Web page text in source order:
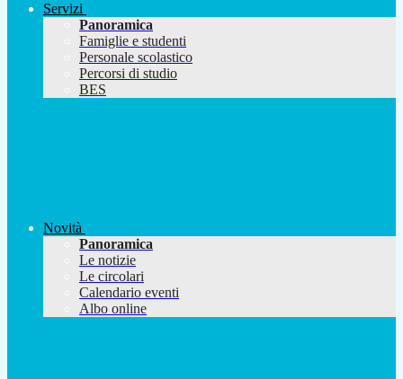
Servizi
Panoramica
Famiglie e studenti
Personale scolastico
Percorsi di studio
BES
Novità
Panoramica
Le notizie
Le circolari
Calendario eventi
Albo online